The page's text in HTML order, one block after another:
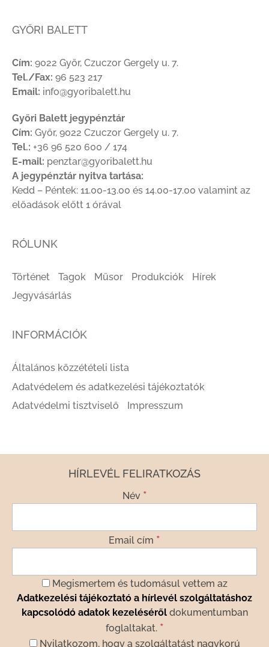
GYŐRI BALETT
Cím: 9022 Győr, Czuczor Gergely u. 7.
Tel./Fax: 96 523 217
Email: info@gyoribalett.hu
Győri Balett jegypénztár
Cím: Győr, 9022 Czuczor Gergely u. 7.
Tel.: +36 96 520 600 / 174
E-mail: penztar@gyoribalett.hu
A jegypénztár nyitva tartása:
Kedd – Péntek: 11.00-13.00 és 14.00-17.00 valamint az
előadások előtt 1 órával
RÓLUNK
Történet Tagok Műsor Produkciók
Hírek
Jegyvásárlás
INFORMÁCIÓK
Általános közzétételi lista
Adatvédelem és adatkezelési tájékoztatók
Adatvédelmi tisztviselő
Impresszum
HÍRLEVÉL FELIRATKOZÁS
Név *
Email cím *
Megismertem és tudomásul vettem az
Adatkezelési tájékoztató a hírlevél szolgáltatáshoz
kapcsolódó adatok kezelésérőldokumentumban
foglaltakat. *
Nyilatkozom, hogy a szolgáltatást nagykorú